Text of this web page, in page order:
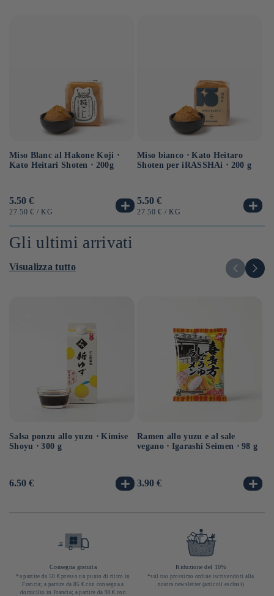
Miso Blanc al Hakone Koji ⋅
Kato Heitari Shoten ⋅ 200g
Prezzo
di
5.50 €
PREZZO
27.50 € / PER
KG
Miso bianco ⋅ Kato Heitaro
Shoten per iRASSHAi ⋅ 200 g
Prezzo
di
5.50 €
PREZZO
27.50 € / PER
KG
Gli ultimi arrivati
Visualizza tutto
Salsa ponzu allo yuzu ⋅ Kimise
Shoyu ⋅ 300 g
Prezzo
6.50 €
Ramen allo yuzu e al sale
vegano ⋅ Igarashi Seimen ⋅ 98 g
Prezzo
3.90 €
Consegna gratuita
*a partire da 50 € presso un punto di ritiro in
Francia; a partire da 85 € con consegna a
domicilio in Francia; a partire da 90 € con
Riduzione del 10%
*sul tuo prossimo ordine iscrivendoti alla
nostra newsletter (articoli esclusi)